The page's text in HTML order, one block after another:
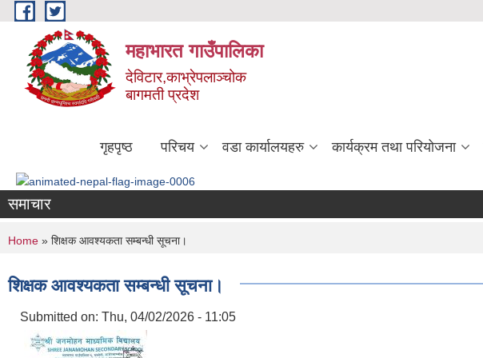
Skip to main content
महाभारत गाउँपालिका
देविटार,काभ्रेपलाञ्चोक
बागमती प्रदेश
गृहपृष्ठ परिचय वडा कार्यालयहरु कार्यक्रम तथा परियोजना
समाचार
You are here
Home » शिक्षक आवश्यकता सम्बन्धी सूचना।
शिक्षक आवश्यकता सम्बन्धी सूचना।
Submitted on: Thu, 04/02/2026 - 11:05